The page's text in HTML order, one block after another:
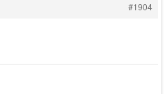
#1904